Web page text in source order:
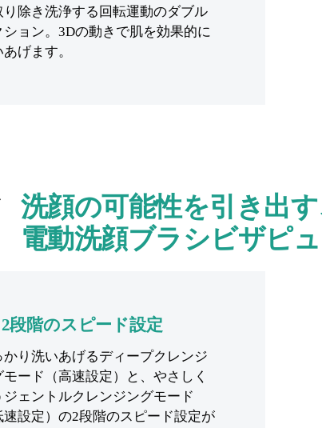
り除き洗浄する回転運動のダブル
ション。3Dの動きで肌を効果的に
げます。
洗顔の可能性を引き出
電動洗顔ブラシビザピ
2段階のスピード設定
かり洗いあげるディープクレンジ
モード（高速設定）と、やさしく
ジェントルクレンジングモード
速設定）の2段階のスピード設定が